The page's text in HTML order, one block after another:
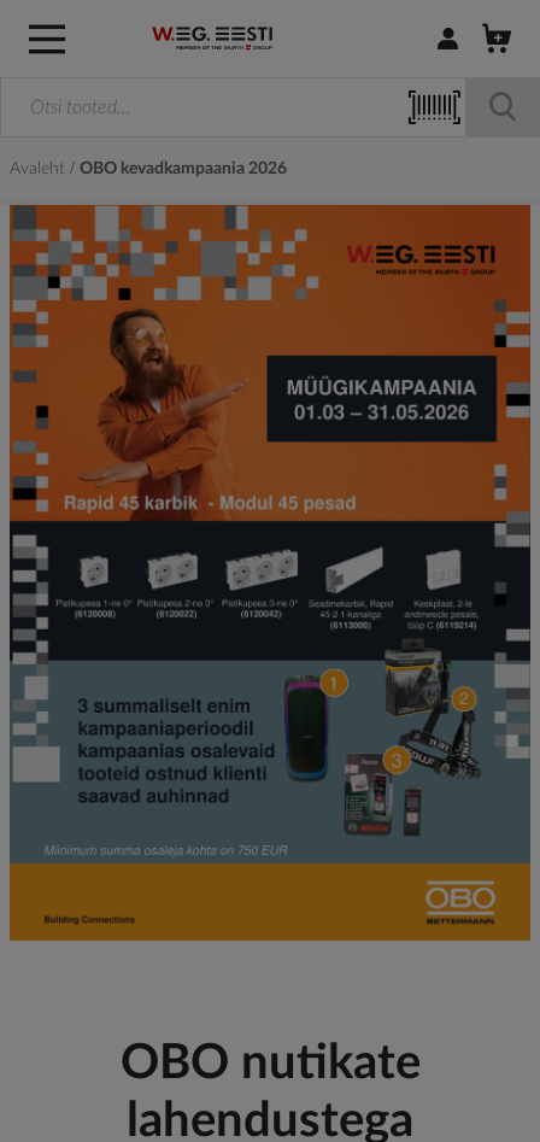
Logi sisse /
Avaleht OBO kevadkampaania 2026
OBO nutikate
lahendustega